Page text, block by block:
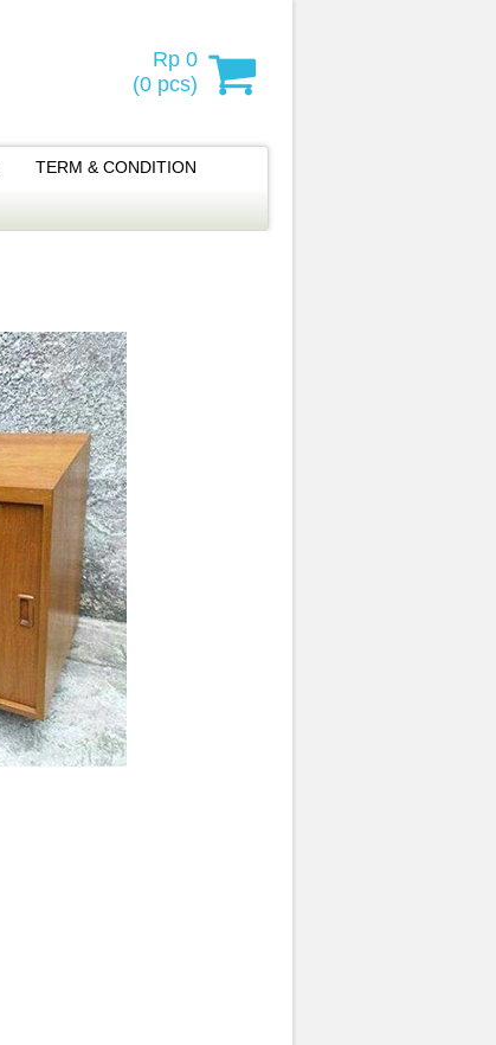
Rp 0
(0 pcs)
TERM & CONDITION